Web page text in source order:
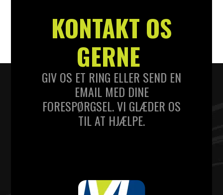
KONTAKT OS
GERNE
GIV OS ET RING ELLER SEND EN
EMAIL MED DINE
FORESPØRGSEL. VI GLÆDER OS
TIL AT HJÆLPE.